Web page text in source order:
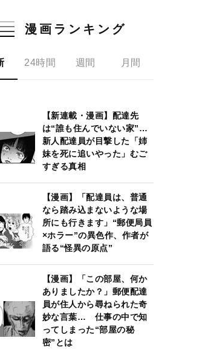
漫画ランキング
24時間 週間 月間
【新連載・漫画】配達先
は“誰も住んでいない家”…
新人配達員が目撃した「姉
妹を死に追いやった」むご
すぎる真相
【漫画】「配達員は、普通
なら踏み込まないような場
所にも行きます」“郵便局員
×ホラー”の異色作、作者が
語る“怪異の原点”
【漫画】「この部屋、何か
ありましたか？」郵便配達
員が住人から尋ねられた奇
妙な言葉… 仕事の中で知
ってしまった“部屋の秘
密”とは